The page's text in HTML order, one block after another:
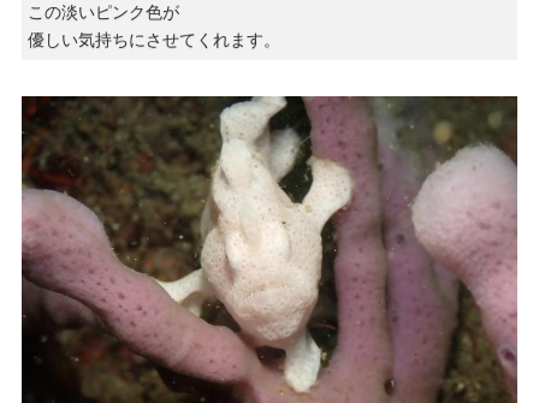
この淡いピンク色が
優しい気持ちにさせてくれます。